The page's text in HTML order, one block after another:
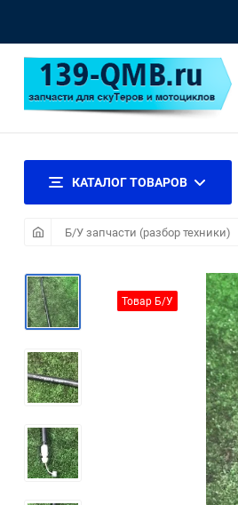
КАТАЛОГ ТОВАРОВ
Б/У запчасти (разбор техники)
Товар Б/У